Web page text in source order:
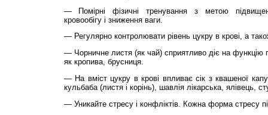
— Помірні фізичні тренування з метою
кровообігу і зниження ваги.
— Регулярно контролювати рівень цукру в крові, а
— Чорничне листя (як чай) сприятливо діє на функцію
як кропива, брусниця.
— На вміст цукру в крові впливає сік з квашеної
кульбаба (листя і корінь), шавлія лікарська, ялівець,
— Уникайте стресу і конфліктів. Кожна форма стресу